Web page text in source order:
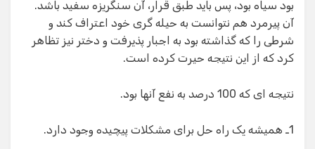
بود سیاه بود، پس باید طبق قرار، آن سنگریزه سفید باشد.
آن پیرمرد هم نتوانست به حیله گری خود اعتراف کند و
شرطی را که گذاشته بود به اجبار پذیرفت و دختر نیز تظاهر
کرد که از این نتیجه حیرت کرده است.
نتیجه ای که 100 درصد به نفع آنها بود.
1ـ همیشه یک راه حل برای مشکلات پیچیده وجود دارد.